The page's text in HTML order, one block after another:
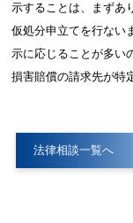
示することは、まずあ
仮処分申立てを行ない
示に応じることが多い
損害賠償の請求先が特
法律相談一覧へ